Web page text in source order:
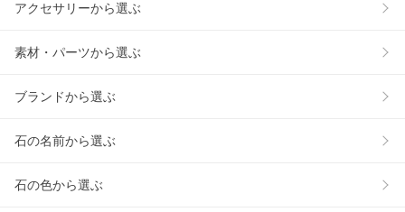
アクセサリーから選ぶ
素材・パーツから選ぶ
ブランドから選ぶ
石の名前から選ぶ
石の色から選ぶ